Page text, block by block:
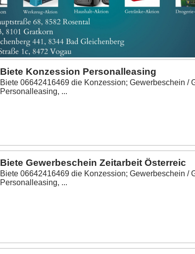
Biete Konzession Personalleasing
Biete 06642416469 die Konzession; Gewerbeschein /
Personalleasing, ...
Biete Gewerbeschein Zeitarbeit Österreic
Biete 06642416469 die Konzession; Gewerbeschein /
Personalleasing, ...